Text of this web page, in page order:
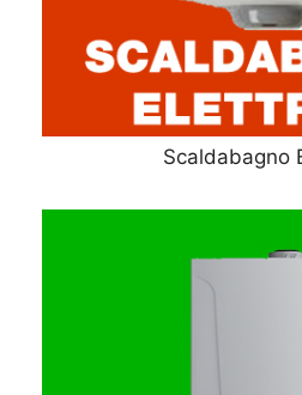
Scaldabagno